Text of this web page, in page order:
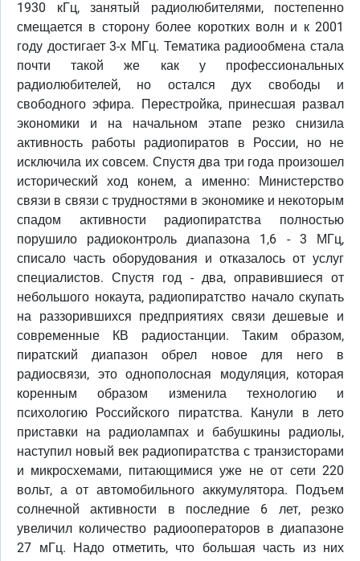
1930 кГц, занятый радиолюбителями, постепенно
смещается в сторону более коротких волн и к 2001
году достигает 3-х МГц. Тематика радиообмена стала
почти такой же как у профессиональных
радиолюбителей, но остался дух свободы и
свободного эфира. Перестройка, принесшая развал
экономики и на начальном этапе резко снизила
активность работы радиопиратов в России, но не
исключила их совсем. Спустя два три года произошел
исторический ход конем, а именно: Министерство
связи в связи с трудностями в экономике и некоторым
спадом активности радиопиратства полностью
порушило радиоконтроль диапазона 1,6 - 3 МГц,
списало часть оборудования и отказалось от услуг
специалистов. Спустя год - два, оправившиеся от
небольшого нокаута, радиопиратство начало скупать
на раззорившихся предприятиях связи дешевые и
современные КВ радиостанции. Таким образом,
пиратский диапазон обрел новое для него в
радиосвязи, это однополосная модуляция, которая
коренным образом изменила технологию и
психологию Российского пиратства. Канули в лето
приставки на радиолампах и бабушкины радиолы,
наступил новый век радиопиратства с транзисторами
и микросхемами, питающимися уже не от сети 220
вольт, а от автомобильного аккумулятора. Подъем
солнечной активности в последние 6 лет, резко
увеличил количество радиооператоров в диапазоне
27 мГц. Надо отметить, что большая часть из них